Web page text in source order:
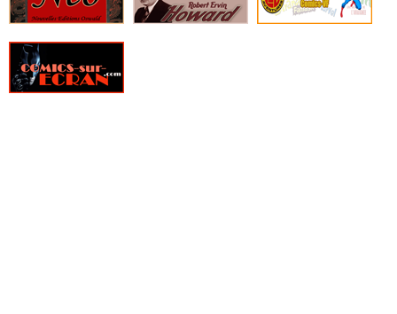
» Furtif
» Genius
» Ghost Pepper
» Ghostbusters
» Ghosted
» GILT, La guilde des temporalistes indépendantes